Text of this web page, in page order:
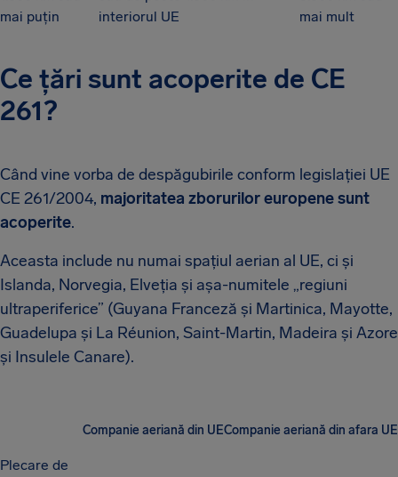
mai puțin
interiorul UE
mai mult
Ce țări sunt acoperite de CE
261?
Când vine vorba de despăgubirile conform legislației UE
CE 261/2004, majoritatea zborurilor europene sunt
acoperite.
Aceasta include nu numai spațiul aerian al UE, ci și
Islanda, Norvegia, Elveția și așa-numitele „regiuni
ultraperiferice” (Guyana Franceză și Martinica, Mayotte,
Guadelupa și La Réunion, Saint-Martin, Madeira și Azore
și Insulele Canare).
Companie aeriană din UECompanie aeriană din afara UE
Plecare de